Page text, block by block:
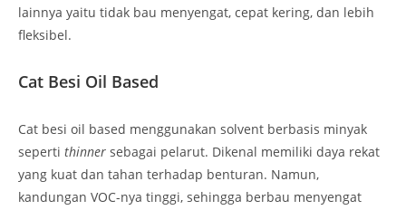
lainnya yaitu tidak bau menyengat, cepat kering, dan lebih
fleksibel.
Cat Besi Oil Based
Cat besi oil based menggunakan solvent berbasis minyak
seperti thinner sebagai pelarut. Dikenal memiliki daya rekat
yang kuat dan tahan terhadap benturan. Namun,
kandungan VOC-nya tinggi, sehingga berbau menyengat